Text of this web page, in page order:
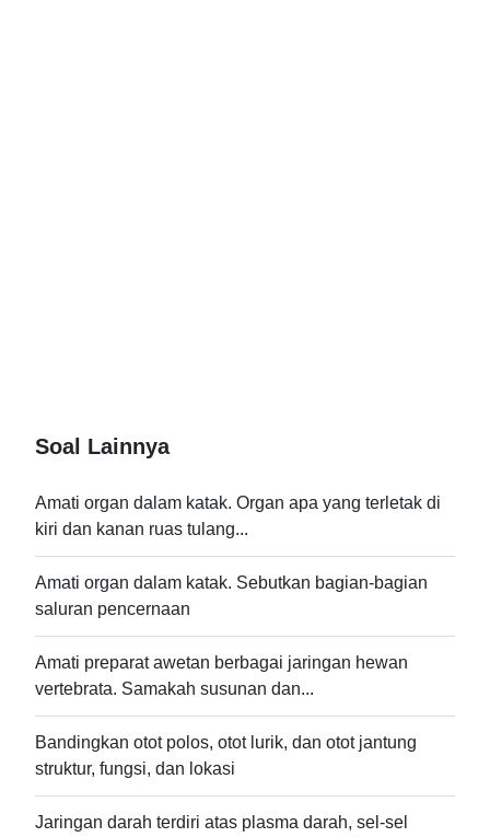
Soal Lainnya
Amati organ dalam katak. Organ apa yang terletak di
kiri dan kanan ruas tulang...
Amati organ dalam katak. Sebutkan bagian-bagian
saluran pencernaan
Amati preparat awetan berbagai jaringan hewan
vertebrata. Samakah susunan dan...
Bandingkan otot polos, otot lurik, dan otot jantung
struktur, fungsi, dan lokasi
Jaringan darah terdiri atas plasma darah, sel-sel